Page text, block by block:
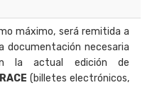
máximo, será remitida a
documentación necesaria
la actual edición de
(billetes electrónicos,